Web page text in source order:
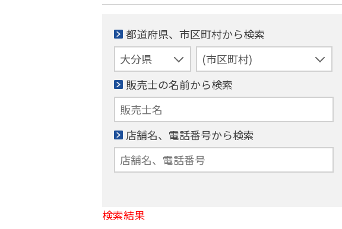
都道府県、市区町村から検索
販売士の名前から検索
店舗名、電話番号から検索
検索結果